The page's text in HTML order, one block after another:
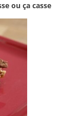
ou ça casse